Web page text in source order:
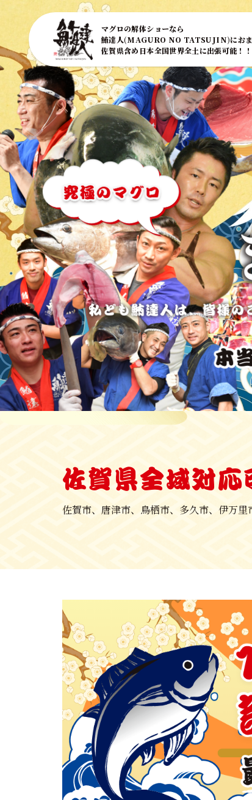
マグロの解体ショーなら
鮪達人(MAGURO NO TATSUJIN)におま
佐賀県含め日本全国世界全土に出張可能！！
佐賀県全域対応
佐賀市、唐津市、鳥栖市、多久市、伊万